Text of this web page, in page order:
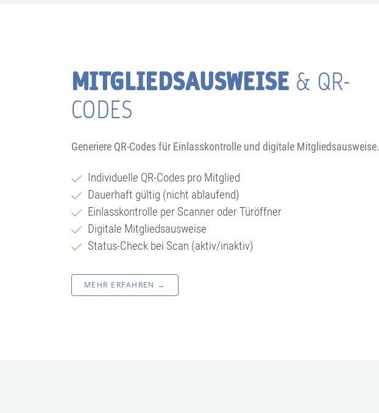
MITGLIEDSAUSWEISE & QR-
CODES
Generiere QR-Codes für Einlasskontrolle und digitale Mitgliedsausweise.
Individuelle QR-Codes pro Mitglied
Dauerhaft gültig (nicht ablaufend)
Einlasskontrolle per Scanner oder Türöffner
Digitale Mitgliedsausweise
Status-Check bei Scan (aktiv/inaktiv)
MEHR ERFAHREN →